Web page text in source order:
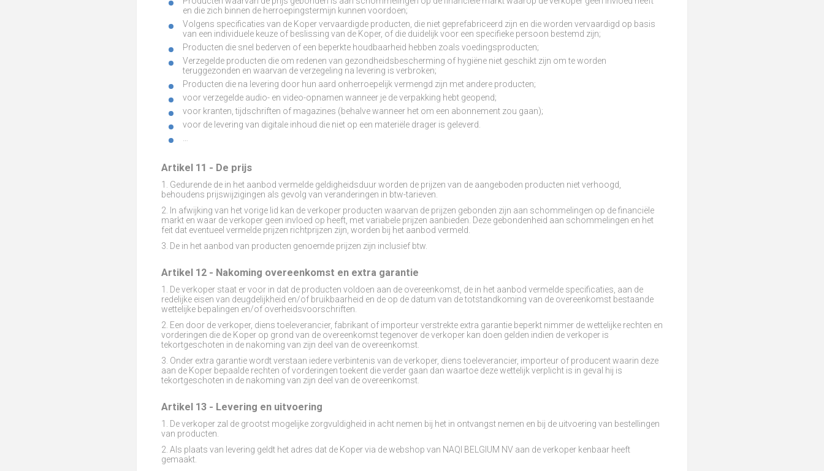
en die zich binnen de herroepingstermijn kunnen voordoen;
Volgens specificaties van de Koper vervaardigde producten, die niet geprefabriceerd zijn en die worden vervaardigd op basis
van een individuele keuze of beslissing van de Koper, of die duidelijk voor een specifieke persoon bestemd zijn;
Producten die snel bederven of een beperkte houdbaarheid hebben zoals voedingsproducten;
Verzegelde producten die om redenen van gezondheidsbescherming of hygiëne niet geschikt zijn om te worden
teruggezonden en waarvan de verzegeling na levering is verbroken;
Producten die na levering door hun aard onherroepelijk vermengd zijn met andere producten;
voor verzegelde audio- en video-opnamen wanneer je de verpakking hebt geopend;
voor kranten, tijdschriften of magazines (behalve wanneer het om een abonnement zou gaan);
voor de levering van digitale inhoud die niet op een materiële drager is geleverd.
Artikel 11 - De prijs
1. Gedurende de in het aanbod vermelde geldigheidsduur worden de prijzen van de aangeboden producten niet verhoogd,
behoudens prijswijzigingen als gevolg van veranderingen in btw-tarieven.
2. In afwijking van het vorige lid kan de verkoper producten waarvan de prijzen gebonden zijn aan schommelingen op de financiële
markt en waar de verkoper geen invloed op heeft, met variabele prijzen aanbieden. Deze gebondenheid aan schommelingen en het
feit dat eventueel vermelde prijzen richtprijzen zijn, worden bij het aanbod vermeld.
3. De in het aanbod van producten genoemde prijzen zijn inclusief btw.
Artikel 12 - Nakoming overeenkomst en extra garantie
1. De verkoper staat er voor in dat de producten voldoen aan de overeenkomst, de in het aanbod vermelde specificaties, aan de
redelijke eisen van deugdelijkheid en/of bruikbaarheid en de op de datum van de totstandkoming van de overeenkomst bestaande
wettelijke bepalingen en/of overheidsvoorschriften.
2. Een door de verkoper, diens toeleverancier, fabrikant of importeur verstrekte extra garantie beperkt nimmer de wettelijke rechten en
vorderingen die de Koper op grond van de overeenkomst tegenover de verkoper kan doen gelden indien de verkoper is
tekortgeschoten in de nakoming van zijn deel van de overeenkomst.
3. Onder extra garantie wordt verstaan iedere verbintenis van de verkoper, diens toeleverancier, importeur of producent waarin deze
aan de Koper bepaalde rechten of vorderingen toekent die verder gaan dan waartoe deze wettelijk verplicht is in geval hij is
tekortgeschoten in de nakoming van zijn deel van de overeenkomst.
Artikel 13 - Levering en uitvoering
1. De verkoper zal de grootst mogelijke zorgvuldigheid in acht nemen bij het in ontvangst nemen en bij de uitvoering van bestellingen
van producten.
2. Als plaats van levering geldt het adres dat de Koper via de webshop van NAQI BELGIUM NV aan de verkoper kenbaar heeft
gemaakt.